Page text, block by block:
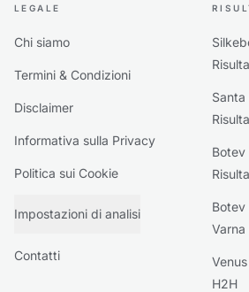
LEGALE
Chi siamo
Termini & Condizioni
Disclaimer
Informativa sulla Privacy
Politica sui Cookie
Impostazioni di analisi
Contatti
Botev
Varna
H2H